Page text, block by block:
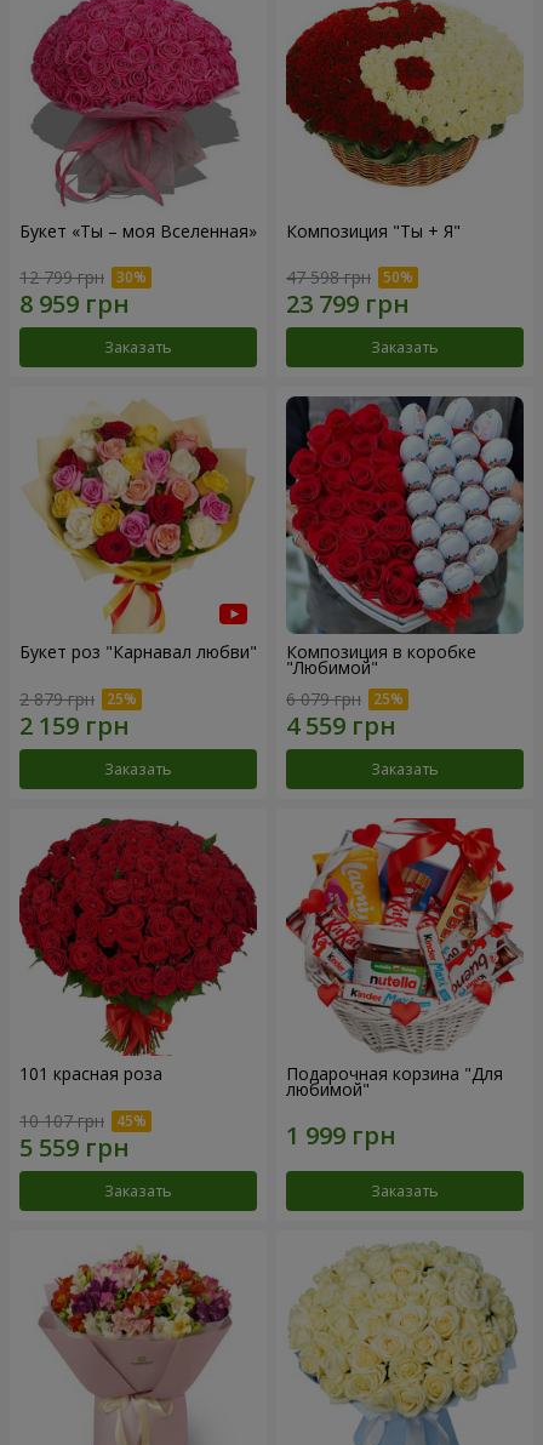
Букет «Ты – моя Вселенная»
12 799 грн
Заказать
Композиция "Ты + Я"
47 598 грн
Заказать
Букет роз "Карнавал любви"
2 879 грн
Заказать
Композиция в коробке
"Любимой"
6 079 грн
Заказать
101 красная роза
10 107 грн
Заказать
Подарочная корзина "Для
любимой"
Заказать